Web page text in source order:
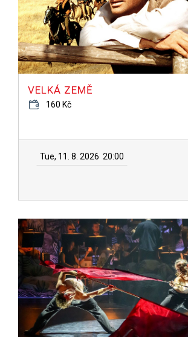
VELKÁ ZEMĚ
160 Kč
Tue, 11. 8. 2026 20:00